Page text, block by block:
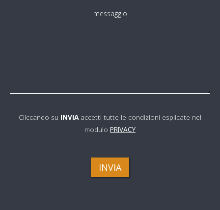
messaggio
Cliccando su INVIAaccetti tutte le condizioni esplicate nel
modulo PRIVACY
INVIA